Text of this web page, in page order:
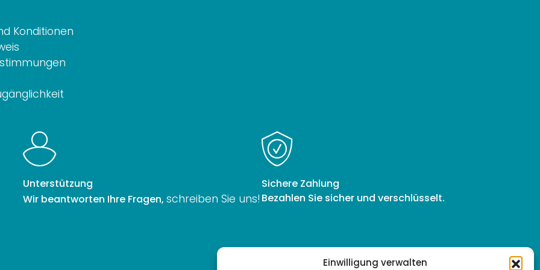
Einwilligung verwalten
Konditionen
Unterstützung
Wir beantworten Ihre Fragen,schreiben Sie uns!
Sichere Zahlung
Bezahlen Sie sicher und verschlüsselt.